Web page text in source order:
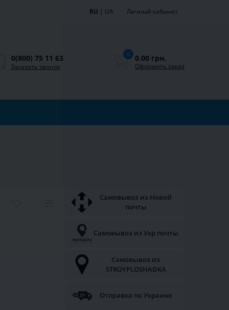
RU | UA Личный кабинет
0(800) 75 11 63
Заказать звонок
0 0.00 грн.
Оформить заказ
Самовывоз из Новой
почты
Самовывоз из Укр почты
Самовывоз из
STROYPLOSHADKA
Отправка по Украине